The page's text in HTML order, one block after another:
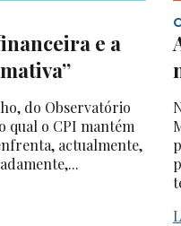
e a
do Observatório
qual o CPI mantém
actualmente,